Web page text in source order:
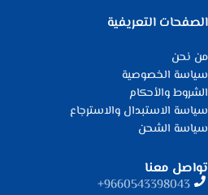
الصفحات التعريفية
من نحن
سياسة الخصوصية
الشروط والأحكام
سياسة الاستبدال والاسترجاع
سياسة الشحن
تواصل معنا
9660543398043⁩+